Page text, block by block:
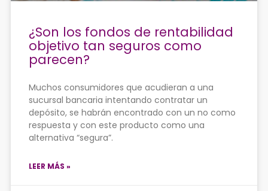
¿Son los fondos de rentabilidad
objetivo tan seguros como
parecen?
Muchos consumidores que acudieran a una
sucursal bancaria intentando contratar un
depósito, se habrán encontrado con un no como
respuesta y con este producto como una
alternativa “segura”.
LEER MÁS »